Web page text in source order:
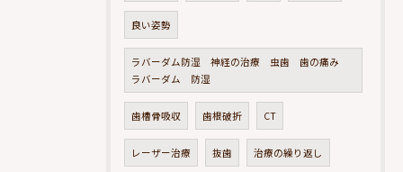
良い姿勢
ラバーダム防湿 神経の治療 虫歯 歯の痛み
ラバーダム 防湿
歯槽骨吸収 歯根破折 CT
レーザー治療 抜歯 治療の繰り返し